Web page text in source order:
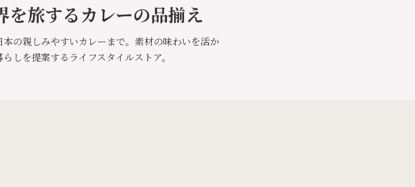
旅するカレーの品揃え
の親しみやすいカレーまで。素材の味わいを活か
しを提案するライフスタイルストア。